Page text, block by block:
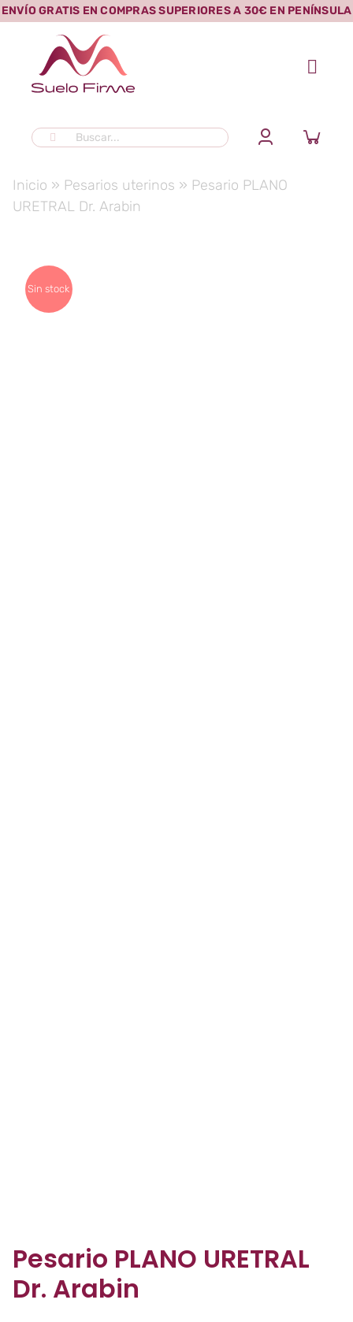
Saltar
al
contenido
ENVÍO GRATIS EN COMPRAS SUPERIORES A 30€ EN PENÍNSULA
Buscar:
Inicio » Pesarios uterinos » Pesario PLANO
URETRAL Dr. Arabin
Sin stock
Pesario PLANO URETRAL
Dr. Arabin